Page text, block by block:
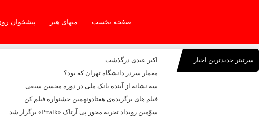
صفحه نخست منهای هنر پیشخوان
سرتیتر جدیدترین اخبار
اکبر عبدی درگذشت
معمار سردر دانشگاه تهران که بود؟
سه نشانه از آینده بانک ملی در دوره محسن سیفی
فیلم های برگزیده‌ی هفتادونهمین جشنواره فیلم کن
سوّمین رویداد تجربه محور پی آرتاک «Prtalk» برگزار شد